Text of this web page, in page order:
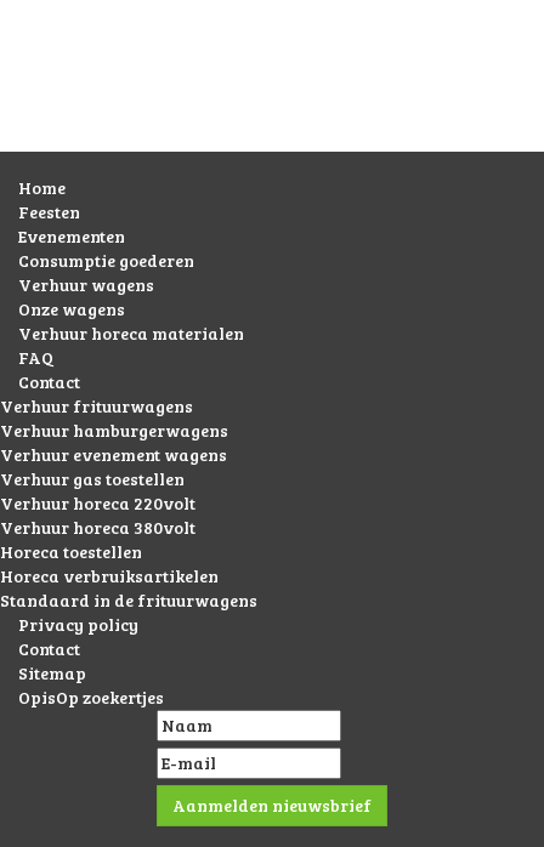
Home
Feesten
Evenementen
Consumptie goederen
Verhuur wagens
Onze wagens
Verhuur horeca materialen
FAQ
Contact
Verhuur frituurwagens
Verhuur hamburgerwagens
Verhuur evenement wagens
Verhuur gas toestellen
Verhuur horeca 220volt
Verhuur horeca 380volt
Horeca toestellen
Horeca verbruiksartikelen
Standaard in de frituurwagens
Privacy policy
Contact
Sitemap
OpisOp zoekertjes